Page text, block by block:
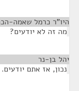
היו"ר כרמל שאמה-
מה זה לא יודעים?
יהל בן-נר
נכון, אז אתם